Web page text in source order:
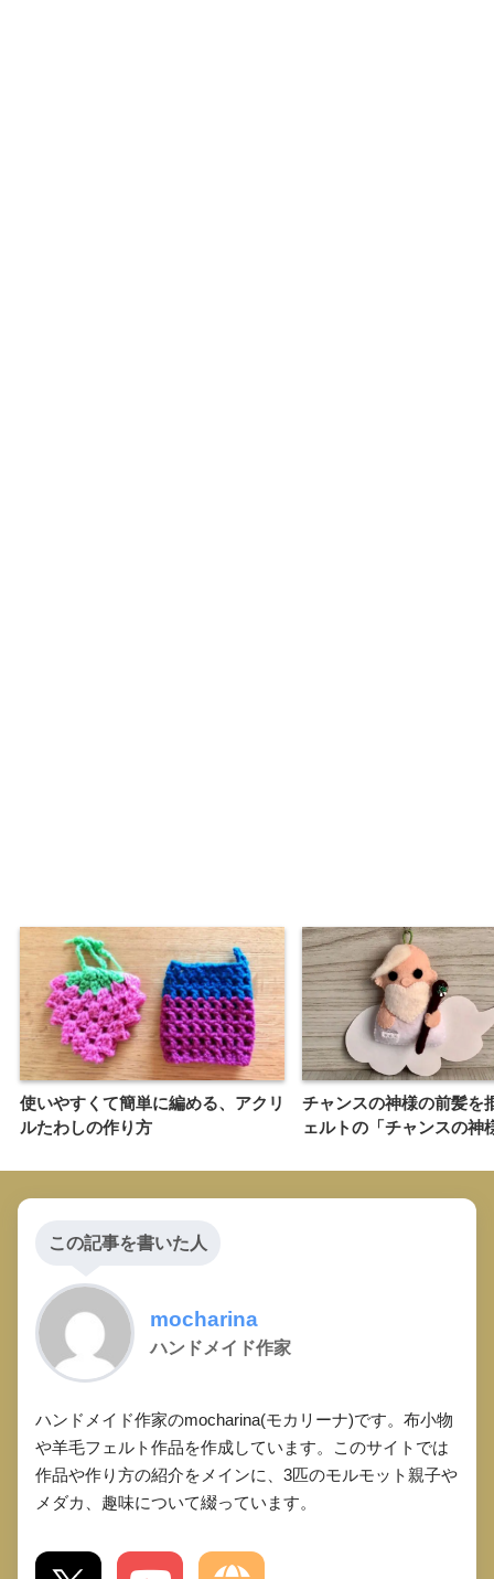
使いやすくて簡単に編める、アクリ
ルたわしの作り方
チャンスの神様の前髪を
ェルトの「チャンスの神
この記事を書いた人
mocharina
ハンドメイド作家
ハンドメイド作家のmocharina(モカリーナ)です。布小物
や羊毛フェルト作品を作成しています。このサイトでは
作品や作り方の紹介をメインに、3匹のモルモット親子や
メダカ、趣味について綴っています。